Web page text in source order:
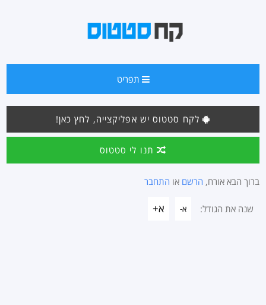
תפריט
לקח סטטוס יש אפליקצייה, לחץ כאן!
תנו לי סטטוס
ברוך הבא אורח, הרשם או התחבר
שנה את הגודל: א- א+